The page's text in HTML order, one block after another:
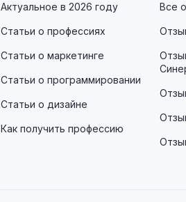
Актуальное в 2026 году
Статьи о профессиях
Статьи о маркетинге
Статьи о программировании
Статьи о дизайне
Как получить профессию
Все